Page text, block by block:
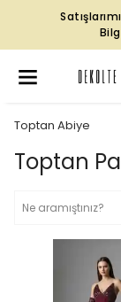
Toptan Abiye
Toptan